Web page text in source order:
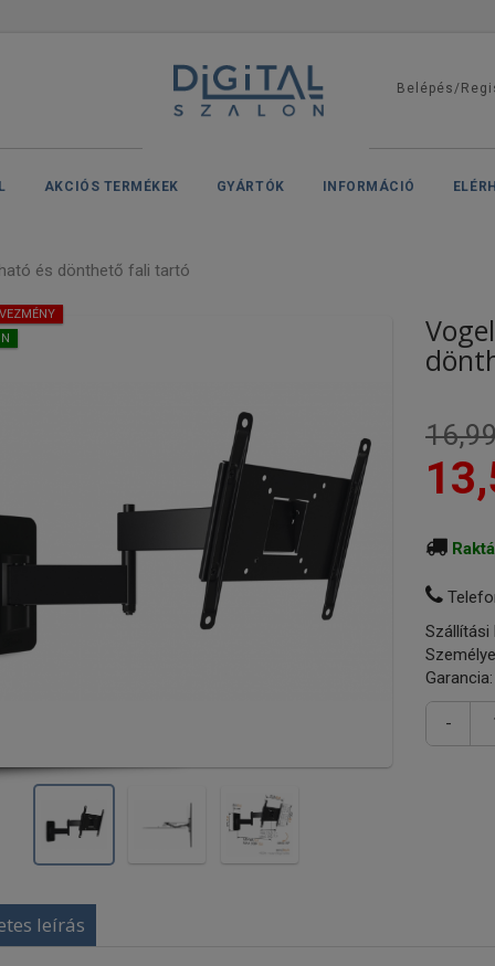
Belépés/
AKCIÓS TERMÉKEK GYÁRTÓK INFORMÁCIÓ
és dönthető fali tartó
Szállítási
-
leírás